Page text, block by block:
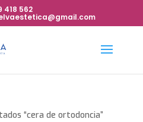
418 562
“cera de ortodoncia”